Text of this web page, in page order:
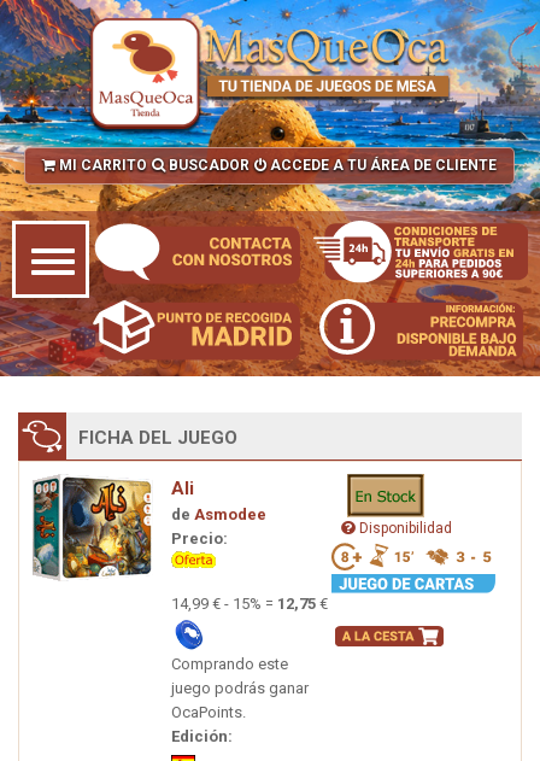
MI CARRITO BUSCADOR ACCEDE A TU ÁREA DE CLIENTE
FICHA DEL JUEGO
Ali
de Asmodee
Precio:
14,99 € - 15% = 12,75 €
Comprando este
juego podrás ganar
OcaPoints.
Edición:
Disponibilidad